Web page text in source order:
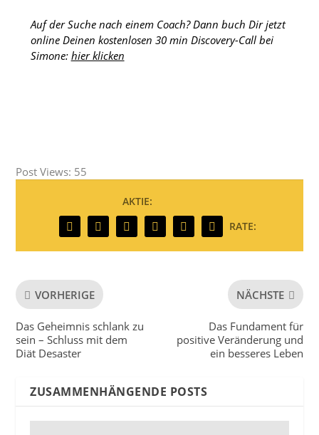
Auf der Suche nach einem Coach? Dann buch Dir jetzt
online Deinen kostenlosen 30 min Discovery-Call bei
Simone: hier klicken
Post Views: 55
AKTIE:
RATE:
VORHERIGE
Das Geheimnis schlank zu
sein – Schluss mit dem
Diät Desaster
NÄCHSTE
Das Fundament für
positive Veränderung und
ein besseres Leben
ZUSAMMENHÄNGENDE POSTS